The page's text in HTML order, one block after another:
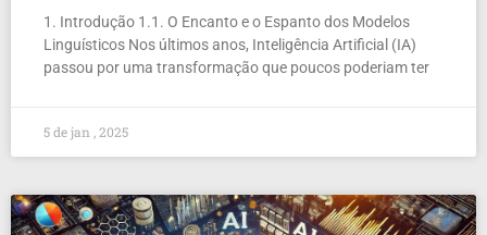
1. Introdução 1.1. O Encanto e o Espanto dos Modelos
Linguísticos Nos últimos anos, Inteligência Artificial (IA)
passou por uma transformação que poucos poderiam ter
5 de jan , 2025